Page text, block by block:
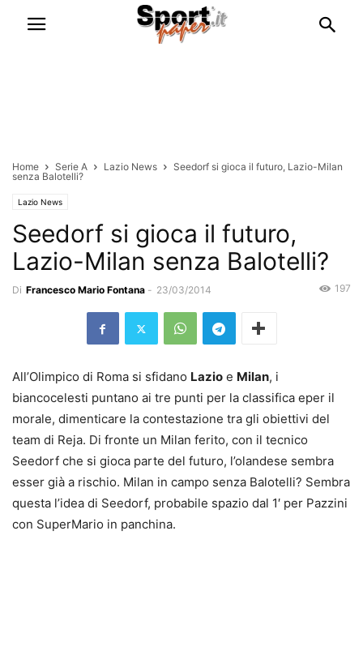
Home Serie A Lazio News
Seedorf si gioca il futuro, Lazio-Milan
senza Balotelli?
Lazio News
Seedorf si gioca il futuro,
Lazio-Milan senza Balotelli?
Di Francesco Mario Fontana - 23/03/2014 197
All’Olimpico di Roma si sfidano Lazio e Milan, i
biancocelesti puntano ai tre punti per la classifica eper il
morale, dimenticare la contestazione tra gli obiettivi del
team di Reja. Di fronte un Milan ferito, con il tecnico
Seedorf che si gioca parte del futuro, l’olandese sembra
esser già a rischio. Milan in campo senza Balotelli? Sembra
questa l’idea di Seedorf, probabile spazio dal 1′ per Pazzini
con SuperMario in panchina.